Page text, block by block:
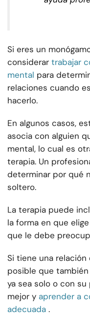
Si eres un
considerar trabajar
mental para
relaciones cuando
hacerlo.
En algunos casos,
asocia con alguien
mental, lo cual es
terapia. Un
determinar por qué
soltero.
La terapia puede
la forma en que
que le debe
Si tiene una relación
posible que
ya sea solo o con
mejor y aprender a
adecuada .